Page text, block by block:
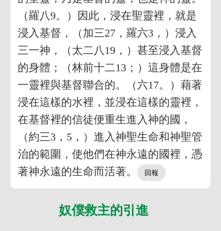
（羅八9。）因此，浸在聖靈裡，就是
浸入基督，（加三27，羅六3，）浸入
三一神，（太二八19，）甚至浸入基督
的身體；（林前十二13；）這身體是在
一靈裡與基督聯合的。（六17。）藉著
浸在這樣的水裡，並浸在這樣的靈裡，
在基督裡的信徒便重生進入神的國，
（約三3，5，）進入神聖生命和神聖管
治的範圍，使他們在神永遠的國裡，憑
著神永遠的生命而活著。
奴僕救主的引進